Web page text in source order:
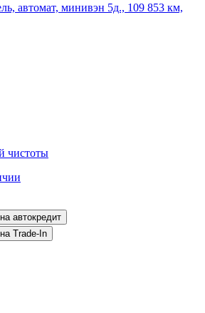
автомат, минивэн 5д., 109 853 км,
чистоты
на автокредит
на Trade-In